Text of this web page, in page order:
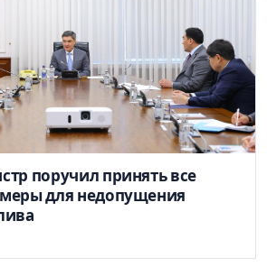
поручил принять все
для недопущения